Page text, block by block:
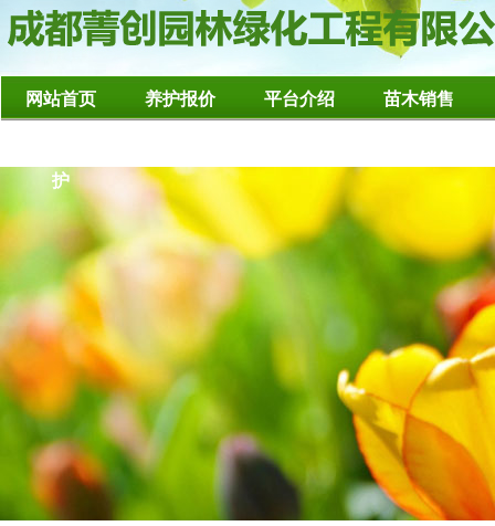
网站首页 养护报价 平台介绍 苗木销售
护